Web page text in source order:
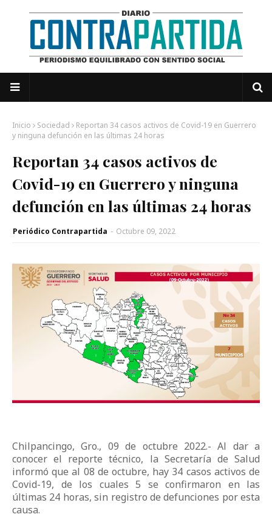
Inicio Sociedad
Reportan 34 casos activos de Covid-19 en Guerrero
y ninguna defunción en las últimas 24 horas
Reportan 34 casos activos de
Covid-19 en Guerrero y ninguna
defunción en las últimas 24 horas
Periódico Contrapartida - Octubre 09, 2022
Chilpancingo, Gro., 09 de octubre 2022.- Al dar a
conocer el reporte técnico, la Secretaría de Salud
informó que al 08 de octubre, hay 34 casos activos de
Covid-19, de los cuales 5 se confirmaron en las
últimas 24 horas, sin registro de defunciones por esta
causa.